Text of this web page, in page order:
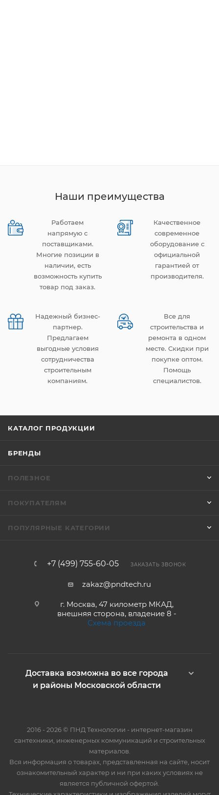
Наши преимущества
Работаем
напрямую с
поставщиками.
Многие позиции в
наличии, есть
возможность купить
товар под заказ.
Качественное
современное
оборудование с
официальной
гарантией от
производителя.
Надежный бизнес-
партнер.
Предлагаем
выгодные условия
сотрудничества
строительным
компаниям.
Все для
строительства и
ремонта в одном
месте. Скидки при
покупке оптом.
Помощь
специалистов.
КАТАЛОГ ПРОДУКЦИИ
БРЕНДЫ
ПОЛЕЗНОЕ
ПОКУПАТЕЛЯМ
ПОПУЛЯРНЫЕ КАТЕГОРИИ
+7 (499) 755-60-05 ЗАКАЗАТЬ ЗВОНОК
zakaz@pndtech.ru
г. Москва, 47 километр МКАД,
внешняя сторона, владение 8 -
Схема проезда
Доставка возможна во все города
и районы Московской области
2016 - 2026 © ПНД Технологии - интернет-магазин
сантехники, инженерных коммуникаций и строительных
материалов.
Вся информация о товарах, представленная на сайте, носит
ознакомительный характер и ни при каких условиях не
является публичной офертой.